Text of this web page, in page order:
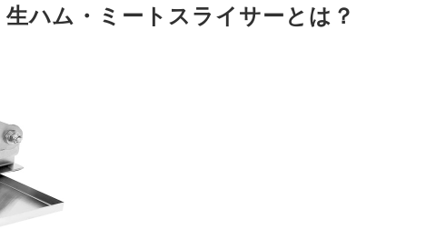
しよう
ンキング
ェック！
ハム・ミートスライサーとは？